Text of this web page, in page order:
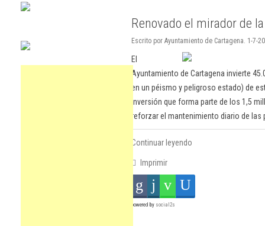
Renovado el mirador de
Escrito por Ayuntamiento de Cartagena. 1-7-
El
Ayuntamiento de Cartagena invierte
en un péismo y peligroso estado) de
inversión que forma parte de los 1,5
reforzar el mantenimiento diario de las
Continuar leyendo
Imprimir
powered by social2s